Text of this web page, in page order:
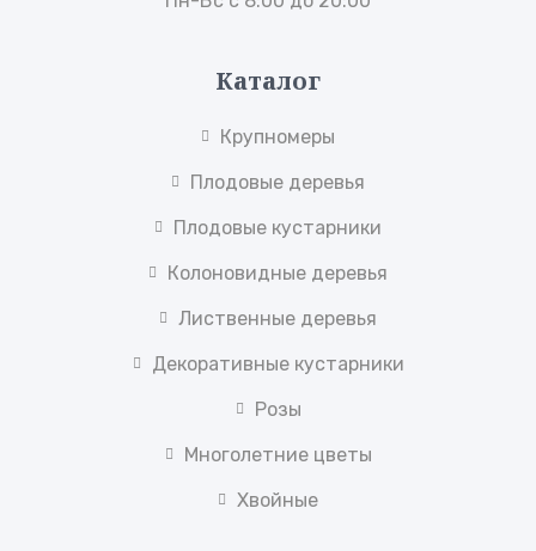
Каталог
Крупномеры
Плодовые деревья
Плодовые кустарники
Колоновидные деревья
Лиственные деревья
Декоративные кустарники
Розы
Многолетние цветы
Хвойные